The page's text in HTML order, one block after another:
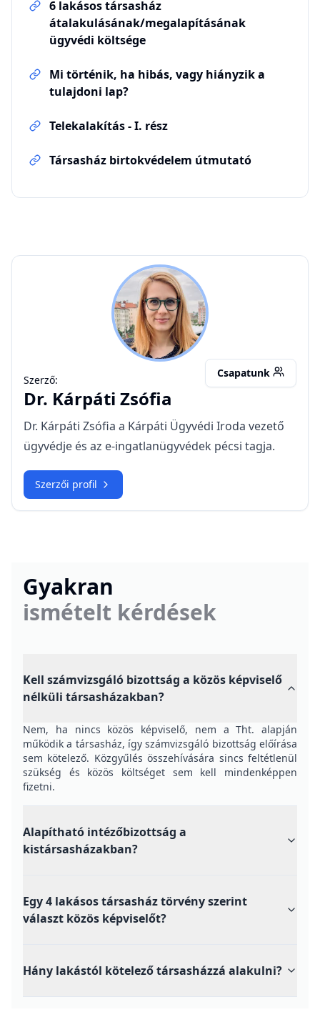
6 lakásos társasház
átalakulásának/megalapításának
ügyvédi költsége
Mi történik, ha hibás, vagy hiányzik a
tulajdoni lap?
Telekalakítás - I. rész
Társasház birtokvédelem útmutató
KZ
Szerző:
Csapatunk
Dr. Kárpáti Zsófia
Dr. Kárpáti Zsófia a Kárpáti Ügyvédi Iroda vezető
ügyvédje és az e-ingatlanügyvédek pécsi tagja.
Szerzői profil
Gyakran
ismételt kérdések
Kell számvizsgáló bizottság a közös képviselő
nélküli társasházakban?
Nem, ha nincs közös képviselő, nem a Tht. alapján
működik a társasház, így számvizsgáló bizottság előírása
sem kötelező. Közgyűlés összehívására sincs feltétlenül
szükség és közös költséget sem kell mindenképpen
fizetni.
Alapítható intézőbizottság a
kistársasházakban?
Egy 4 lakásos társasház törvény szerint
választ közös képviselőt?
Hány lakástól kötelező társasházzá alakulni?